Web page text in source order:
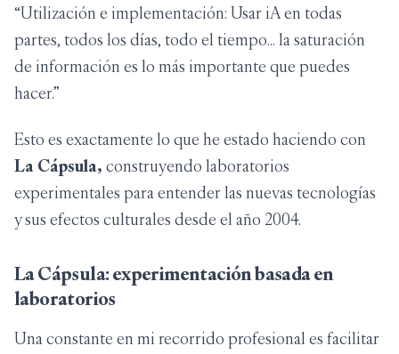
“Utilización e implementación: Usar iA en todas
partes, todos los días, todo el tiempo… la saturación
de información es lo más importante que puedes
hacer.”
Esto es exactamente lo que he estado haciendo con
La Cápsula, construyendo laboratorios
experimentales para entender las nuevas tecnologías
y sus efectos culturales desde el año 2004.
La Cápsula: experimentación basada en
laboratorios
Una constante en mi recorrido profesional es facilitar